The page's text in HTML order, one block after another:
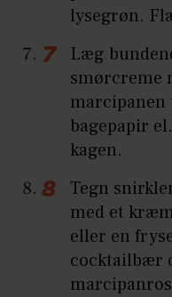
lysegrøn.
Læg
smørcreme
marcipanen
bagepapir
kagen.
Tegn
med et
eller en
cocktailbær